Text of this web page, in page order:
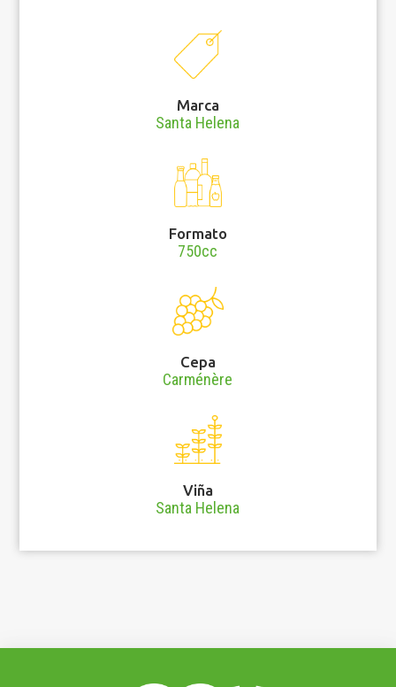
Marca
Santa Helena
Formato
750cc
Cepa
Carménère
Viña
Santa Helena